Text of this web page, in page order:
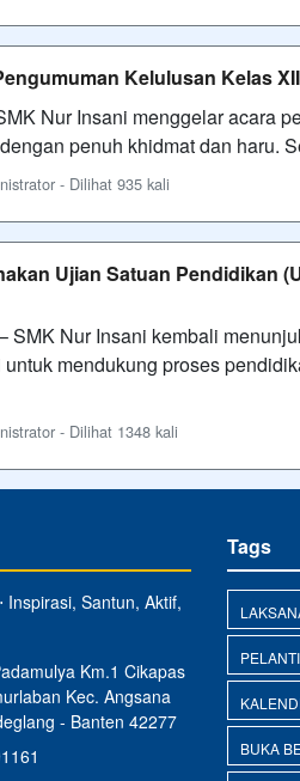
Kelulusan Kelas
Nur Insani menggelar acara
penuh khidmat dan haru.
- Dilihat 935 kali
Ujian Satuan Pendidikan
SMK Nur Insani kembali
mendukung proses
- Dilihat 1348 kali
Inspirasi, Santun, Aktif,
Km.1 Cikapas
Kec. Angsana
- Banten 42277
Tags
BUKA